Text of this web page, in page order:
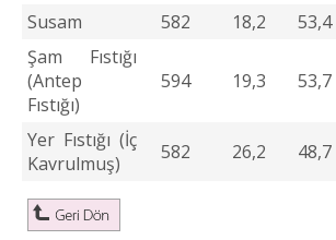
Susam
582 18,2 53,4
Şam Fıstığı
(Antep
Fıstığı)
594 19,3 53,7
Yer Fıstığı (İç
Kavrulmuş)
582 26,2 48,7